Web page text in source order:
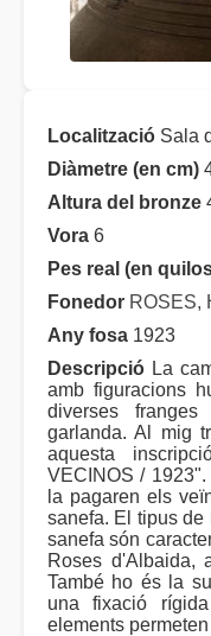
Localització Sala
Diàmetre (en cm)
Altura del bronze
Vora 6
Pes real (en
Fonedor ROSES,
Any fosa 1923
Descripció La
amb figuracions
diverses
garlanda. Al mig
aquesta
VECINOS /
la pagaren els
sanefa. El tipus
sanefa són
Roses d'Albaida,
També ho és la
una fixació
elements